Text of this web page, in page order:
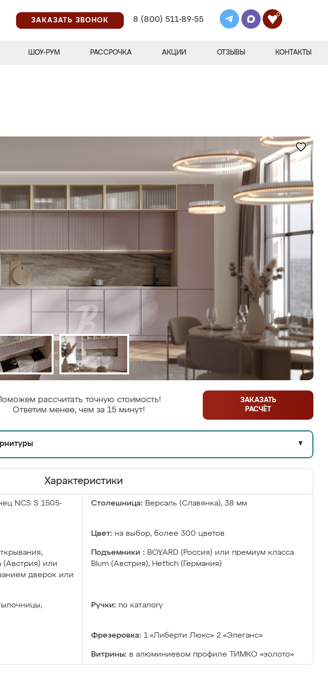
ЗАКАЗАТЬ ЗВОНОК
8 (800) 511-89-55
0
ШОУ-РУМ РАССРОЧКА АКЦИИ ОТЗЫВЫ КОНТАКТЫ
рассчитать точную стоимость!
Ответим менее, чем за 15 минут!
ЗАКАЗАТЬ
РАСЧЁТ
▼
Характеристики
NCS S 1505-
Столешница: Версаль (Славянка), 38 мм
Цвет: на выбор, более 300 цветов
(Австрия) или
дверок или
Подъемники : BOYARD (Россия) или премиум класса
Blum (Австрия), Hettich (Германия)
Ручки: по каталогу
Фрезеровка: 1.«Либерти Люкс» 2.«Элеганс»
Витрины: в алюминиевом профиле ТИМКО «золото»